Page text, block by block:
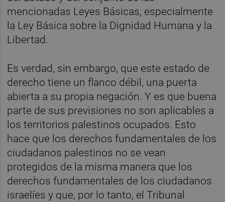
mencionadas Leyes Básicas, especialmente
la Ley Básica sobre la Dignidad Humana y la
Libertad.
Es verdad, sin embargo, que este estado de
derecho tiene un flanco débil, una puerta
abierta a su propia negación. Y es que buena
parte de sus previsiones no son aplicables a
los territorios palestinos ocupados. Esto
hace que los derechos fundamentales de los
ciudadanos palestinos no se vean
protegidos de la misma manera que los
derechos fundamentales de los ciudadanos
israelíes y que, por lo tanto, el Tribunal